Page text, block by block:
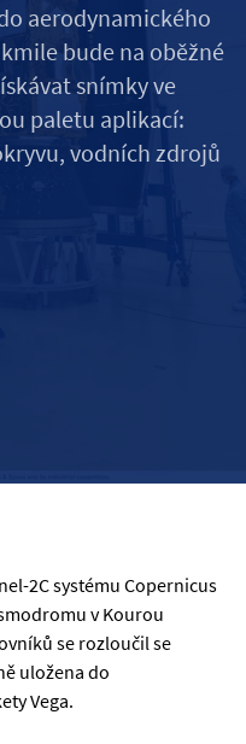
aerodynamického
bude na oběžné
snímky ve
paletu aplikací:
vodních zdrojů
2C systému Copernicus
v Kourou
se rozloučil se
uložena do
Vega.